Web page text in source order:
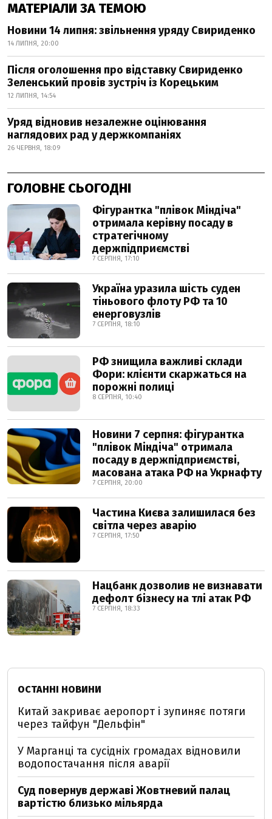
МАТЕРІАЛИ ЗА ТЕМОЮ
Новини 14 липня: звільнення уряду Свириденко
14 ЛИПНЯ, 20:00
Після оголошення про відставку Свириденко
Зеленський провів зустріч із Корецьким
12 ЛИПНЯ, 14:54
Уряд відновив незалежне оцінювання
наглядових рад у держкомпаніях
26 ЧЕРВНЯ, 18:09
ГОЛОВНЕ СЬОГОДНІ
Фігурантка "плівок Міндіча"
отримала керівну посаду в
стратегічному
держпідприємстві
7 СЕРПНЯ, 17:10
Україна уразила шість суден
тіньового флоту РФ та 10
енерговузлів
7 СЕРПНЯ, 18:10
РФ знищила важливі склади
Фори: клієнти скаржаться на
порожні полиці
8 СЕРПНЯ, 10:40
Новини 7 серпня: фігурантка
"плівок Міндіча" отримала
посаду в держпідприємстві,
масована атака РФ на Укрнафту
7 СЕРПНЯ, 20:00
Частина Києва залишилася без
світла через аварію
7 СЕРПНЯ, 17:50
Нацбанк дозволив не визнавати
дефолт бізнесу на тлі атак РФ
7 СЕРПНЯ, 18:33
ОСТАННІ НОВИНИ
Китай закриває аеропорт і зупиняє потяги
через тайфун "Дельфін"
У Марганці та сусідніх громадах відновили
водопостачання після аварії
Суд повернув державі Жовтневий палац
вартістю близько мільярда